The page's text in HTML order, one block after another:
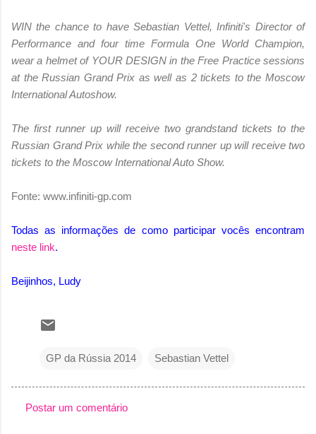
WIN the chance to have Sebastian Vettel, Infiniti's Director of
Performance and four time Formula One World Champion,
wear a helmet of YOUR DESIGN in the Free Practice sessions
at the Russian Grand Prix as well as 2 tickets to the Moscow
International Autoshow.
The first runner up will receive two grandstand tickets to the
Russian Grand Prix while the second runner up will receive two
tickets to the Moscow International Auto Show.
Fonte: www.infiniti-gp.com
Todas as informações de como participar vocês encontram
neste link.
Beijinhos, Ludy
GP da Rússia 2014 Sebastian Vettel
Postar um comentário